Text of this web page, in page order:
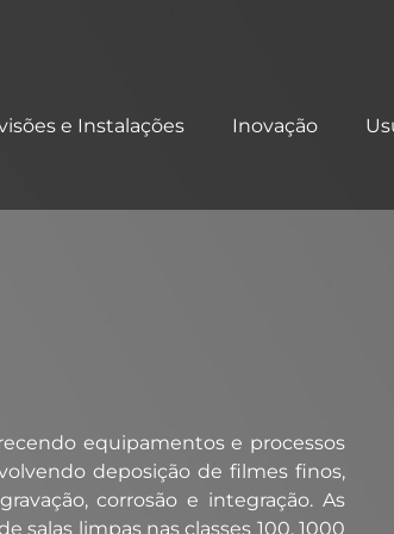
e Instalações Inovação
equipamentos e processos
deposição de filmes finos,
corrosão e integração. As
limpas nas classes 100, 1000